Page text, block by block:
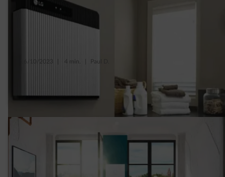
16/10/2023 4 min. Paul D.